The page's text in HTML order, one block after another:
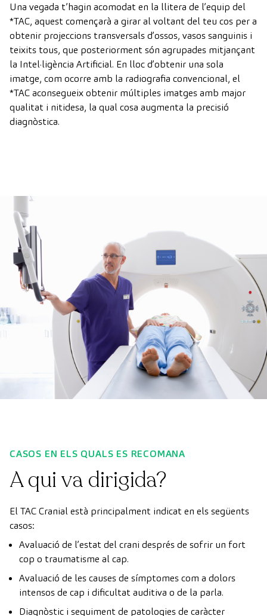
Una vegada t’hagin acomodat en la llitera de l’equip del
*TAC, aquest començarà a girar al voltant del teu cos per a
obtenir projeccions transversals d’ossos, vasos sanguinis i
teixits tous, que posteriorment són agrupades mitjançant
la Intel·ligència Artificial. En lloc d’obtenir una sola
imatge, com ocorre amb la radiografia convencional, el
*TAC aconsegueix obtenir múltiples imatges amb major
qualitat i nitidesa, la qual cosa augmenta la precisió
diagnòstica.
CASOS EN ELS QUALS ES RECOMANA
A qui va dirigida?
El TAC Cranial està principalment indicat en els següents
casos:
Avaluació de l’estat del crani després de sofrir un fort
cop o traumatisme al cap.
Avaluació de les causes de símptomes com a dolors
intensos de cap i dificultat auditiva o de la parla.
Diagnòstic i seguiment de patologies de caràcter